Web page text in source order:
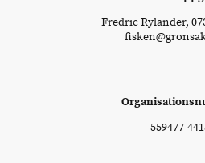
Fredric Rylander,
559477-